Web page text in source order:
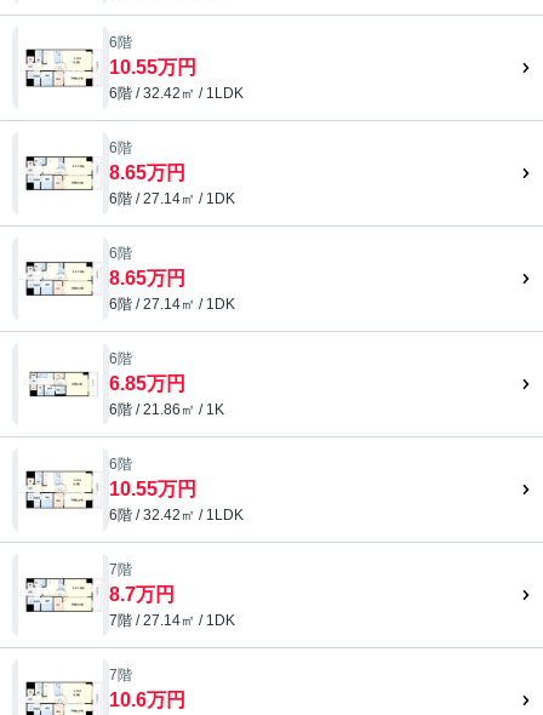
6階
10.55万円
6階 / 32.42㎡ / 1LDK
6階
8.65万円
6階 / 27.14㎡ / 1DK
6階
8.65万円
6階 / 27.14㎡ / 1DK
6階
6.85万円
6階 / 21.86㎡ / 1K
6階
10.55万円
6階 / 32.42㎡ / 1LDK
7階
8.7万円
7階 / 27.14㎡ / 1DK
7階
10.6万円